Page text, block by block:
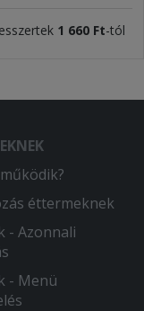
1 660 Ft-tól
éttermeknek
- Azonnali
- Menü